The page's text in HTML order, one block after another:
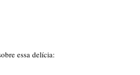
essa delícia: